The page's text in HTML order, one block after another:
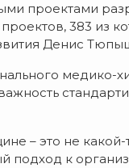
проектами
383 из
Денис
медико-
– это не
подход к